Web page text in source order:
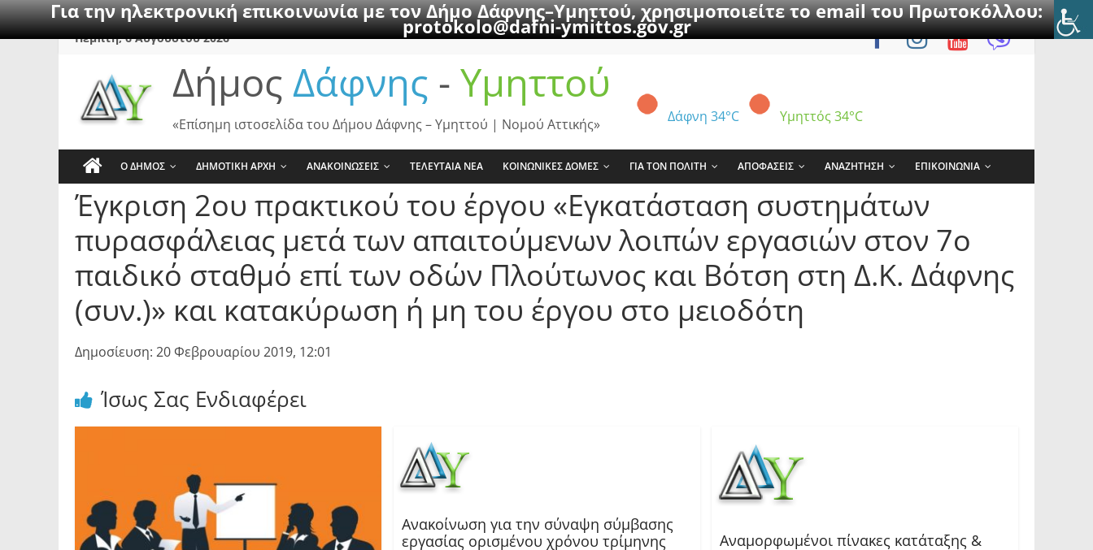
Για την ηλεκτρονική επικοινωνία με τον Δήμο Δάφνης–Υμηττού, χρησιμοποιείτε το email του Πρωτοκόλλου:
protokolo@dafni-ymittos.gov.gr
SkipΠέμπτη, 6 Αυγούστου 2026
Δήμος Δάφνης - Υμηττού
Δάφνη 34°C Υμηττός 34°C
«Επίσημη ιστοσελίδα του Δήμου Δάφνης – Υμηττού | Νομού Αττικής»
Ο ΔΗΜΟΣ ΔΗΜΟΤΙΚΗ ΑΡΧΗ ΑΝΑΚΟΙΝΩΣΕΙΣ ΤΕΛΕΥΤΑΙΑ ΝΕΑ ΚΟΙΝΩΝΙΚΕΣ ΔΟΜΕΣ ΓΙΑ ΤΟΝ ΠΟΛΙΤΗ ΑΠΟΦΑΣΕΙΣ ΑΝΑΖΗΤΗΣΗ ΕΠΙΚΟΙΝΩΝΙΑ
Έγκριση 2ου πρακτικού του έργου «Εγκατάσταση συστημάτων
πυρασφάλειας μετά των απαιτούμενων λοιπών εργασιών στον 7ο
παιδικό σταθμό επί των οδών Πλούτωνος και Βότση στη Δ.Κ. Δάφνης
(συν.)» και κατακύρωση ή μη του έργου στο μειοδότη
Δημοσίευση: 20 Φεβρουαρίου 2019, 12:01
Ίσως Σας Ενδιαφέρει
Ανακοίνωση για την σύναψη σύμβασης
εργασίας ορισμένου χρόνου τρίμηνης
Αναμορφωμένοι πίνακες κατάταξης &